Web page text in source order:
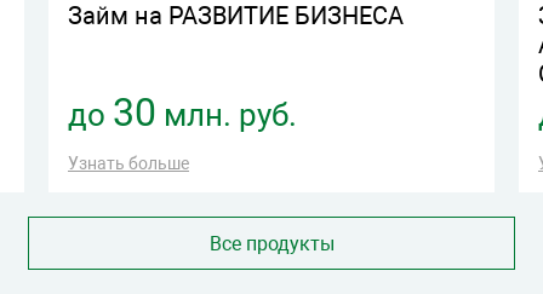
Займ на РАЗВИТИЕ БИЗНЕСА
до 30 млн. руб.
Узнать больше
Все продукты